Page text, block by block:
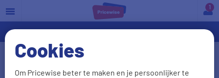
Cookies
Om Pricewise beter te maken en je persoonlijker te
a